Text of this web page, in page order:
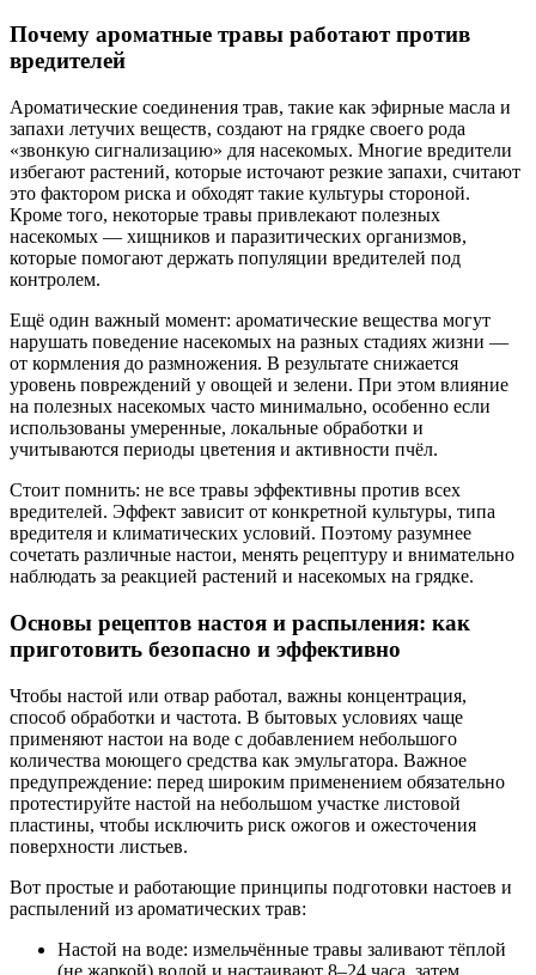
Почему ароматные травы работают против
вредителей
Ароматические соединения трав, такие как эфирные масла и
запахи летучих веществ, создают на грядке своего рода
«звонкую сигнализацию» для насекомых. Многие вредители
избегают растений, которые источают резкие запахи, считают
это фактором риска и обходят такие культуры стороной.
Кроме того, некоторые травы привлекают полезных
насекомых — хищников и паразитических организмов,
которые помогают держать популяции вредителей под
контролем.
Ещё один важный момент: ароматические вещества могут
нарушать поведение насекомых на разных стадиях жизни —
от кормления до размножения. В результате снижается
уровень повреждений у овощей и зелени. При этом влияние
на полезных насекомых часто минимально, особенно если
использованы умеренные, локальные обработки и
учитываются периоды цветения и активности пчёл.
Стоит помнить: не все травы эффективны против всех
вредителей. Эффект зависит от конкретной культуры, типа
вредителя и климатических условий. Поэтому разумнее
сочетать различные настои, менять рецептуру и внимательно
наблюдать за реакцией растений и насекомых на грядке.
Основы рецептов настоя и распыления: как
приготовить безопасно и эффективно
Чтобы настой или отвар работал, важны концентрация,
способ обработки и частота. В бытовых условиях чаще
применяют настои на воде с добавлением небольшого
количества моющего средства как эмульгатора. Важное
предупреждение: перед широким применением обязательно
протестируйте настой на небольшом участке листовой
пластины, чтобы исключить риск ожогов и ожесточения
поверхности листьев.
Вот простые и работающие принципы подготовки настоев и
распылений из ароматических трав:
Настой на воде: измельчённые травы заливают тёплой
(не жаркой) водой и настаивают 8–24 часа, затем